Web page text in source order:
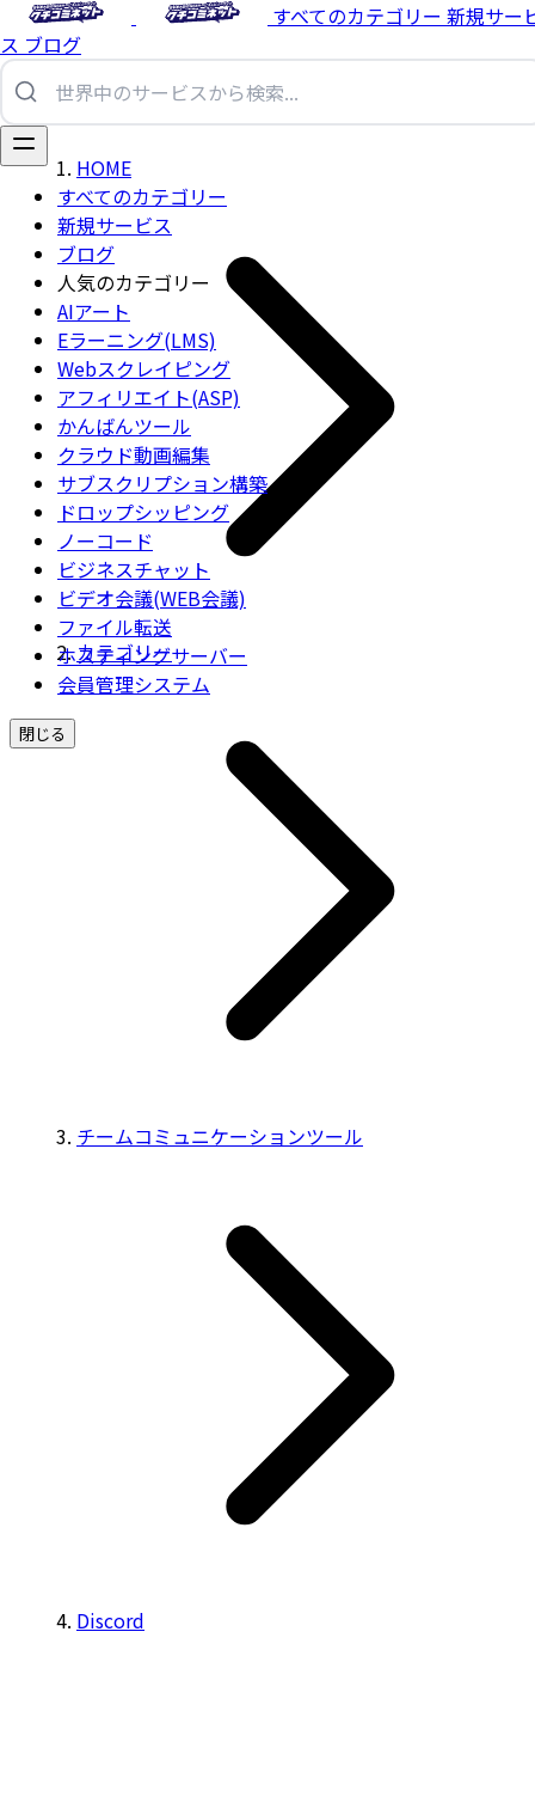
すべてのカテゴリー 新規サー
ス ブログ
すべてのカテゴリー
新規サービス
ブログ
人気のカテゴリー
AIアート
Eラーニング(LMS)
Webスクレイピング
アフィリエイト(ASP)
かんばんツール
クラウド動画編集
サブスクリプション構築
ドロップシッピング
ノーコード
ビジネスチャット
ビデオ会議(WEB会議)
ファイル転送
ホスティングサーバー
会員管理システム
閉じる
HOME
カテゴリー
チームコミュニケーションツール
Discord